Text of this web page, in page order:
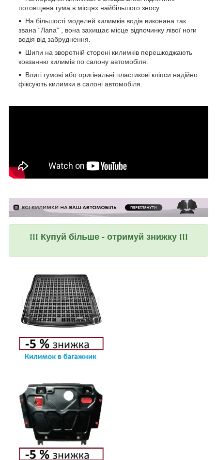
потовщена гума в місцях найбільшого зносу.
На більшості моделей килимків водія виконана так
звана “Лапа” , вона захищає місце відпочинку лівої ноги
водія від забруднення.
Шипи на зворотній стороні килимків перешкоджають
ковзанню килимів по салону автомобіля.
Влиті гумові або оригінальні пластикові кліпси надійно
фіксують килимки в салоні автомобіля.
!!! Купуй більше - отримуй знижку !!!